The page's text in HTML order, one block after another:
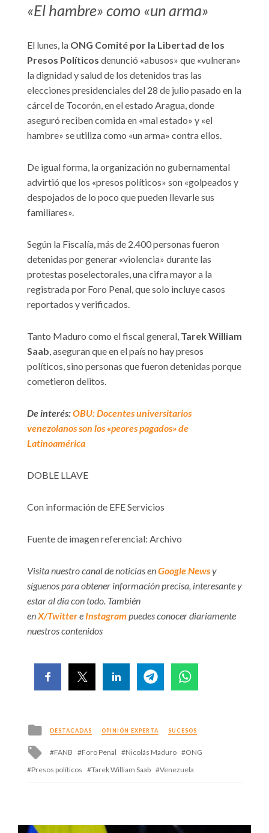
«El hambre» como «un arma»
El lunes, la ONG Comité por la Libertad de los
Presos Políticos denunció «abusos» que «vulneran»
la dignidad y salud de los detenidos tras las
elecciones presidenciales del 28 de julio pasado en la
cárcel de Tocorón, en el estado Aragua, donde
aseguró reciben comida en «mal estado» y «el
hambre» se utiliza como «un arma» contra ellos.
De igual forma, la organización no gubernamental
advirtió que los «presos políticos» son «golpeados y
despojados de lo poco que pueden llevarle sus
familiares».
Según la Fiscalía, más de 2.400 personas fueron
detenidas por generar «violencia» durante las
protestas poselectorales, una cifra mayor a la
registrada por Foro Penal, que solo incluye casos
reportados y verificados.
Tanto Maduro como el fiscal general, Tarek William
Saab, aseguran que en el país no hay presos
políticos, sino personas que fueron detenidas porque
cometieron delitos.
De interés:OBU: Docentes universitarios
venezolanos son los «peores pagados» de
Latinoamérica
DOBLE LLAVE
Con información de EFE Servicios
Fuente de imagen referencial: Archivo
Visita nuestro canal de noticias enGoogle Newsy
síguenos para obtener información precisa, interesante y
estar al día con todo. También
enX/Twittere Instagram puedes conocer diariamente
nuestros contenidos
Posted
in
DESTACADAS OPINIÓN EXPERTA SUCESOS
Tagged
FANB Foro Penal Nicolás Maduro
ONG
Presos políticos
Tarek William Saab Venezuela